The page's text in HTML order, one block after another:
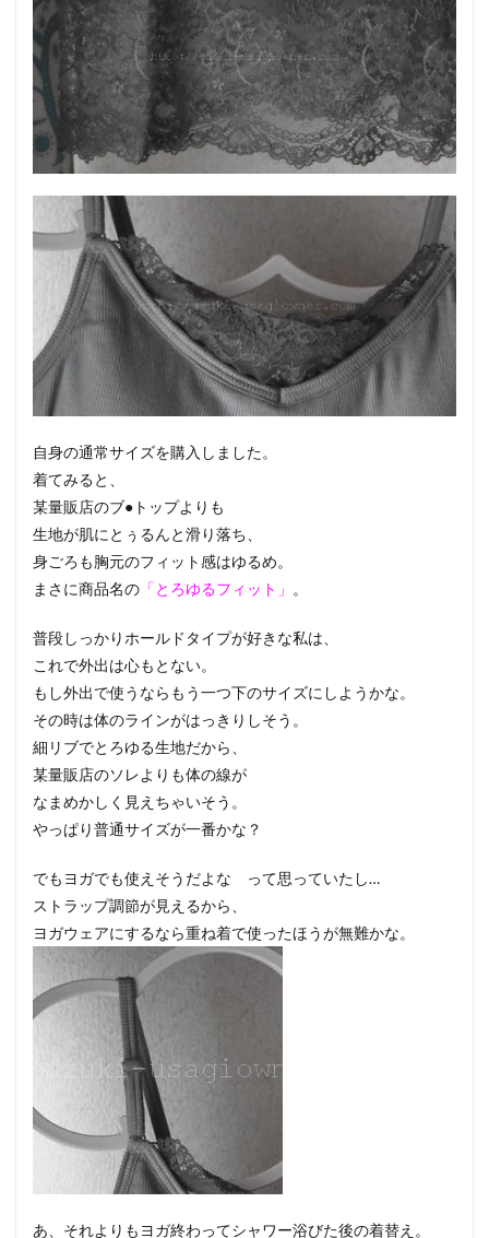
自身の通常サイズを購入しました。
着てみると、
某量販店のブ●トップよりも
生地が肌にとぅるんと滑り落ち、
身ごろも胸元のフィット感はゆるめ。
まさに商品名の 「とろゆるフィット」 。
普段しっかりホールドタイプが好きな私は、
これで外出は心もとない。
もし外出で使うならもう一つ下のサイズにしようかな。
その時は体のラインがはっきりしそう。
細リブでとろゆる生地だから、
某量販店のソレよりも体の線が
なまめかしく見えちゃいそう。
やっぱり普通サイズが一番かな？
でもヨガでも使えそうだよな って思っていたし…
ストラップ調節が見えるから、
ヨガウェアにするなら重ね着で使ったほうが無難かな。
あ、それよりもヨガ終わってシャワー浴びた後の着替え。